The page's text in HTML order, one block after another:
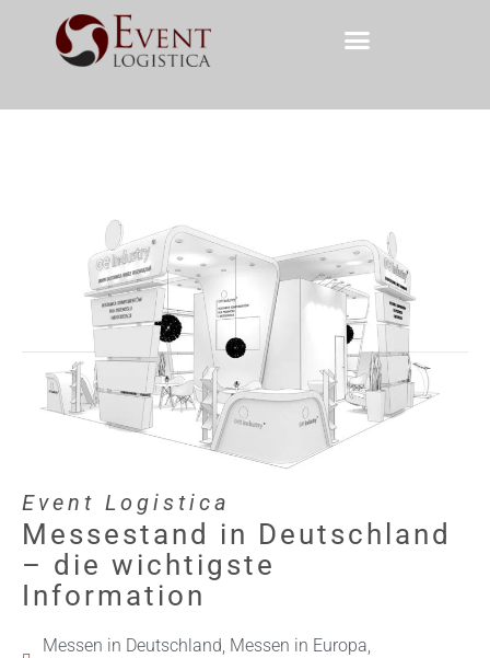
Event Logistica
Messestand in Deutschland
– die wichtigste
Information
Messen in Deutschland, Messen in Europa,